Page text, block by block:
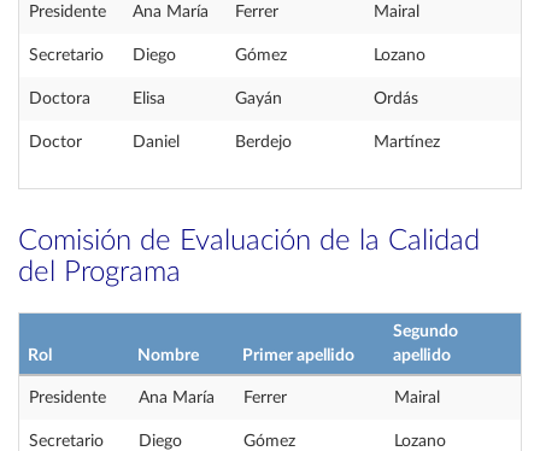
Presidente Ana María Ferrer Mairal
Secretario Diego Gómez Lozano
Doctora Elisa Gayán Ordás
Doctor Daniel Berdejo Martínez
Comisión de Evaluación de la Calidad
del Programa
Rol Nombre Primer apellido
Segundo
apellido
Presidente Ana María Ferrer Mairal
Secretario Diego Gómez Lozano